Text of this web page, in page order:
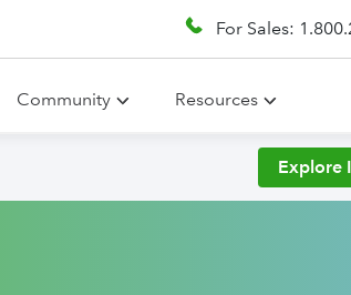
For Sales:
Community Resources
Explore